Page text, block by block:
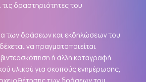
τις δραστηριότητες του
των δράσεων και εκδηλώσεων του
να πραγματοποιείται
ή άλλη καταγραφή
υλικού για σκοπούς ενημέρωσης,